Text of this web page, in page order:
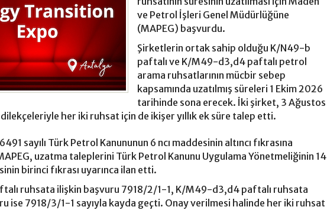
ve Petrol İşleri Genel Müdürlüğüne
(MAPEG) başvurdu.
Şirketlerin ortak sahip olduğu K/N49-b
paftalı ve K/M49-d3,d4 paftalı petrol
arama ruhsatlarının mücbir sebep
kapsamında uzatılmış süreleri 1 Ekim 2026
tarihinde sona erecek. İki şirket, 3 Ağustos
her iki ruhsat için de ikişer yıllık ek süre talep etti.
sayılı Türk Petrol Kanununun 6 ncı maddesinin altıncı fıkrasına
uzatma taleplerini Türk Petrol Kanunu Uygulama Yönetmeliğinin 14
birinci fıkrası uyarınca ilan etti.
ruhsata ilişkin başvuru 7918/2/1-1, K/M49-d3,d4 paftalı ruhsata
ise 7918/3/1-1 sayıyla kayda geçti. Onay verilmesi halinde her iki ruhsat